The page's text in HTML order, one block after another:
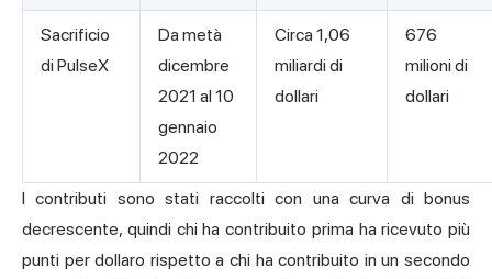
Sacrificio
di PulseX
Da metà
dicembre
2021 al 10
gennaio
2022
Circa 1,06
miliardi di
dollari
676
milioni di
dollari
I contributi sono stati raccolti con una curva di bonus
decrescente, quindi chi ha contribuito prima ha ricevuto più
punti per dollaro rispetto a chi ha contribuito in un secondo